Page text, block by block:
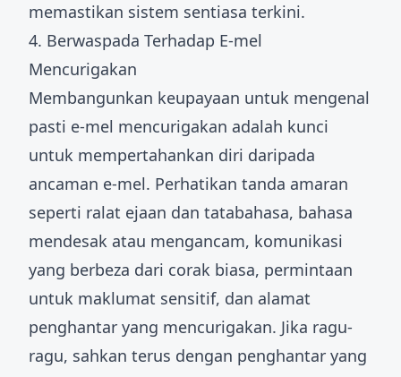
memastikan sistem sentiasa terkini.
4. Berwaspada Terhadap E-mel
Mencurigakan
Membangunkan keupayaan untuk mengenal
pasti e-mel mencurigakan adalah kunci
untuk mempertahankan diri daripada
ancaman e-mel. Perhatikan tanda amaran
seperti ralat ejaan dan tatabahasa, bahasa
mendesak atau mengancam, komunikasi
yang berbeza dari corak biasa, permintaan
untuk maklumat sensitif, dan alamat
penghantar yang mencurigakan. Jika ragu-
ragu, sahkan terus dengan penghantar yang